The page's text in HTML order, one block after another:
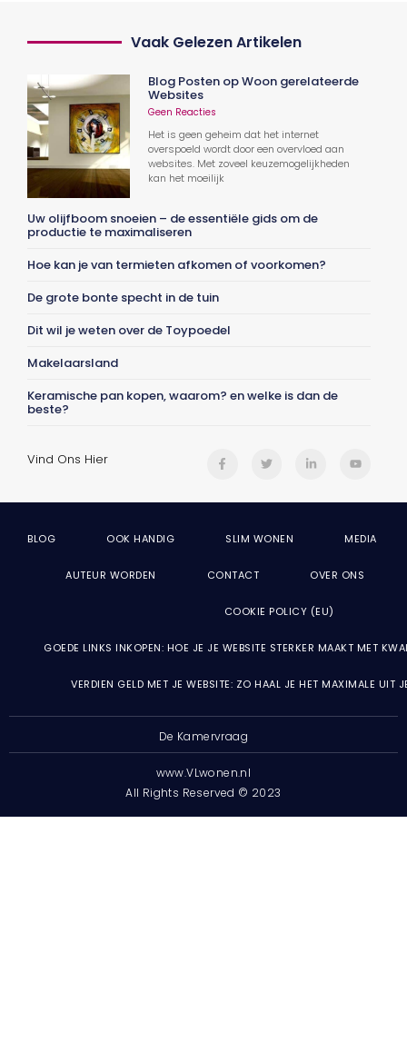
Vaak Gelezen Artikelen
Blog Posten op Woon gerelateerde
Websites
Geen Reacties
Het is geen geheim dat het internet
overspoeld wordt door een overvloed aan
websites. Met zoveel keuzemogelijkheden
kan het moeilijk
Uw olijfboom snoeien – de essentiële gids om de
productie te maximaliseren
Hoe kan je van termieten afkomen of voorkomen?
De grote bonte specht in de tuin
Dit wil je weten over de Toypoedel
Makelaarsland
Keramische pan kopen, waarom? en welke is dan de
beste?
Vind Ons Hier
BLOG OOK HANDIG SLIM WONEN MEDIA
AUTEUR WORDEN CONTACT OVER ONS
COOKIE POLICY (EU)
GOEDE LINKS INKOPEN: HOE JE JE WEBSITE STERKER MAAKT MET
VERDIEN GELD MET JE WEBSITE: ZO HAAL JE HET MAXIMALE UIT
De Kamervraag
www.VLwonen.nl
All Rights Reserved © 2023